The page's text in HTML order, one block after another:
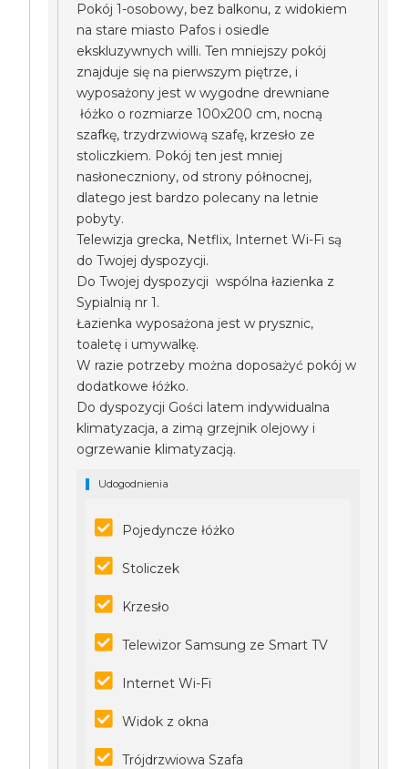
Pokój 1-osobowy, bez balkonu, z widokiem
na stare miasto Pafos i osiedle
ekskluzywnych willi. Ten mniejszy pokój
znajduje się na pierwszym piętrze, i
wyposażony jest w wygodne drewniane
łóżko o rozmiarze 100x200 cm, nocną
szafkę, trzydrzwiową szafę, krzesło ze
stoliczkiem. Pokój ten jest mniej
nasłoneczniony, od strony północnej,
dlatego jest bardzo polecany na letnie
pobyty.
Telewizja grecka, Netflix, Internet Wi-Fi są
do Twojej dyspozycji.
Do Twojej dyspozycji wspólna łazienka z
Sypialnią nr 1.
Łazienka wyposażona jest w prysznic,
toaletę i umywalkę.
W razie potrzeby można doposażyć pokój w
dodatkowe łóżko.
Do dyspozycji Gości latem indywidualna
klimatyzacja, a zimą grzejnik olejowy i
ogrzewanie klimatyzacją.
Udogodnienia
Pojedyncze łóżko
Stoliczek
Krzesło
Telewizor Samsung ze Smart TV
Internet Wi-Fi
Widok z okna
Trójdrzwiowa Szafa